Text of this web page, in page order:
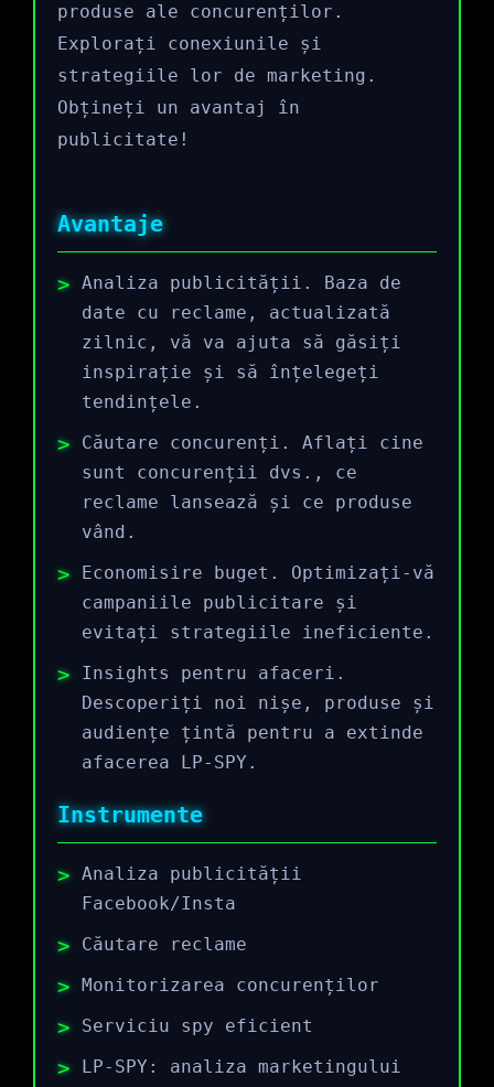
produse ale concurenților.
Explorați conexiunile și
strategiile lor de marketing.
Obțineți un avantaj în
publicitate!
Avantaje
Analiza publicității. Baza de
date cu reclame, actualizată
zilnic, vă va ajuta să găsiți
inspirație și să înțelegeți
tendințele.
Căutare concurenți. Aflați cine
sunt concurenții dvs., ce
reclame lansează și ce produse
vând.
Economisire buget. Optimizați-vă
campaniile publicitare și
evitați strategiile ineficiente.
Insights pentru afaceri.
Descoperiți noi nișe, produse și
audiențe țintă pentru a extinde
afacerea LP-SPY.
Instrumente
Analiza publicității
Facebook/Insta
Căutare reclame
Monitorizarea concurenților
Serviciu spy eficient
LP-SPY: analiza marketingului